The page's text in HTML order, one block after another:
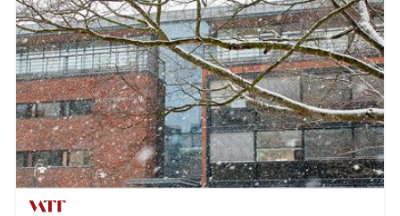
varmuudella voinut sanoa edes lisänneen
verotuottoja. On selvää, että ylikireät verot ovat
ehkäisseet ansioiden kertymistä, millä voi olla myös
laajemmin vaikutusta innovaatioihin ja aineettoman
pääomaan, toteaa selvityksen tekijä, pääekonomisti
Mikael Kirkko-Jaakkol